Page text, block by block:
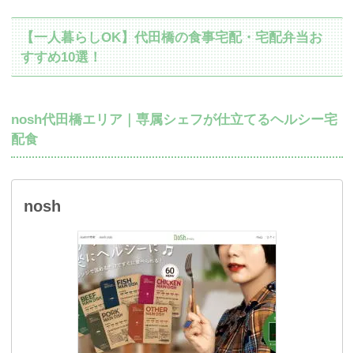
【一人暮らしOK】代田橋の食事宅配・宅配弁当お
すすめ10選！
nosh代田橋エリア｜専属シェフが仕立てるヘルシー宅
配食
nosh